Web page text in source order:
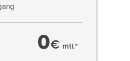
0€ mtl.*